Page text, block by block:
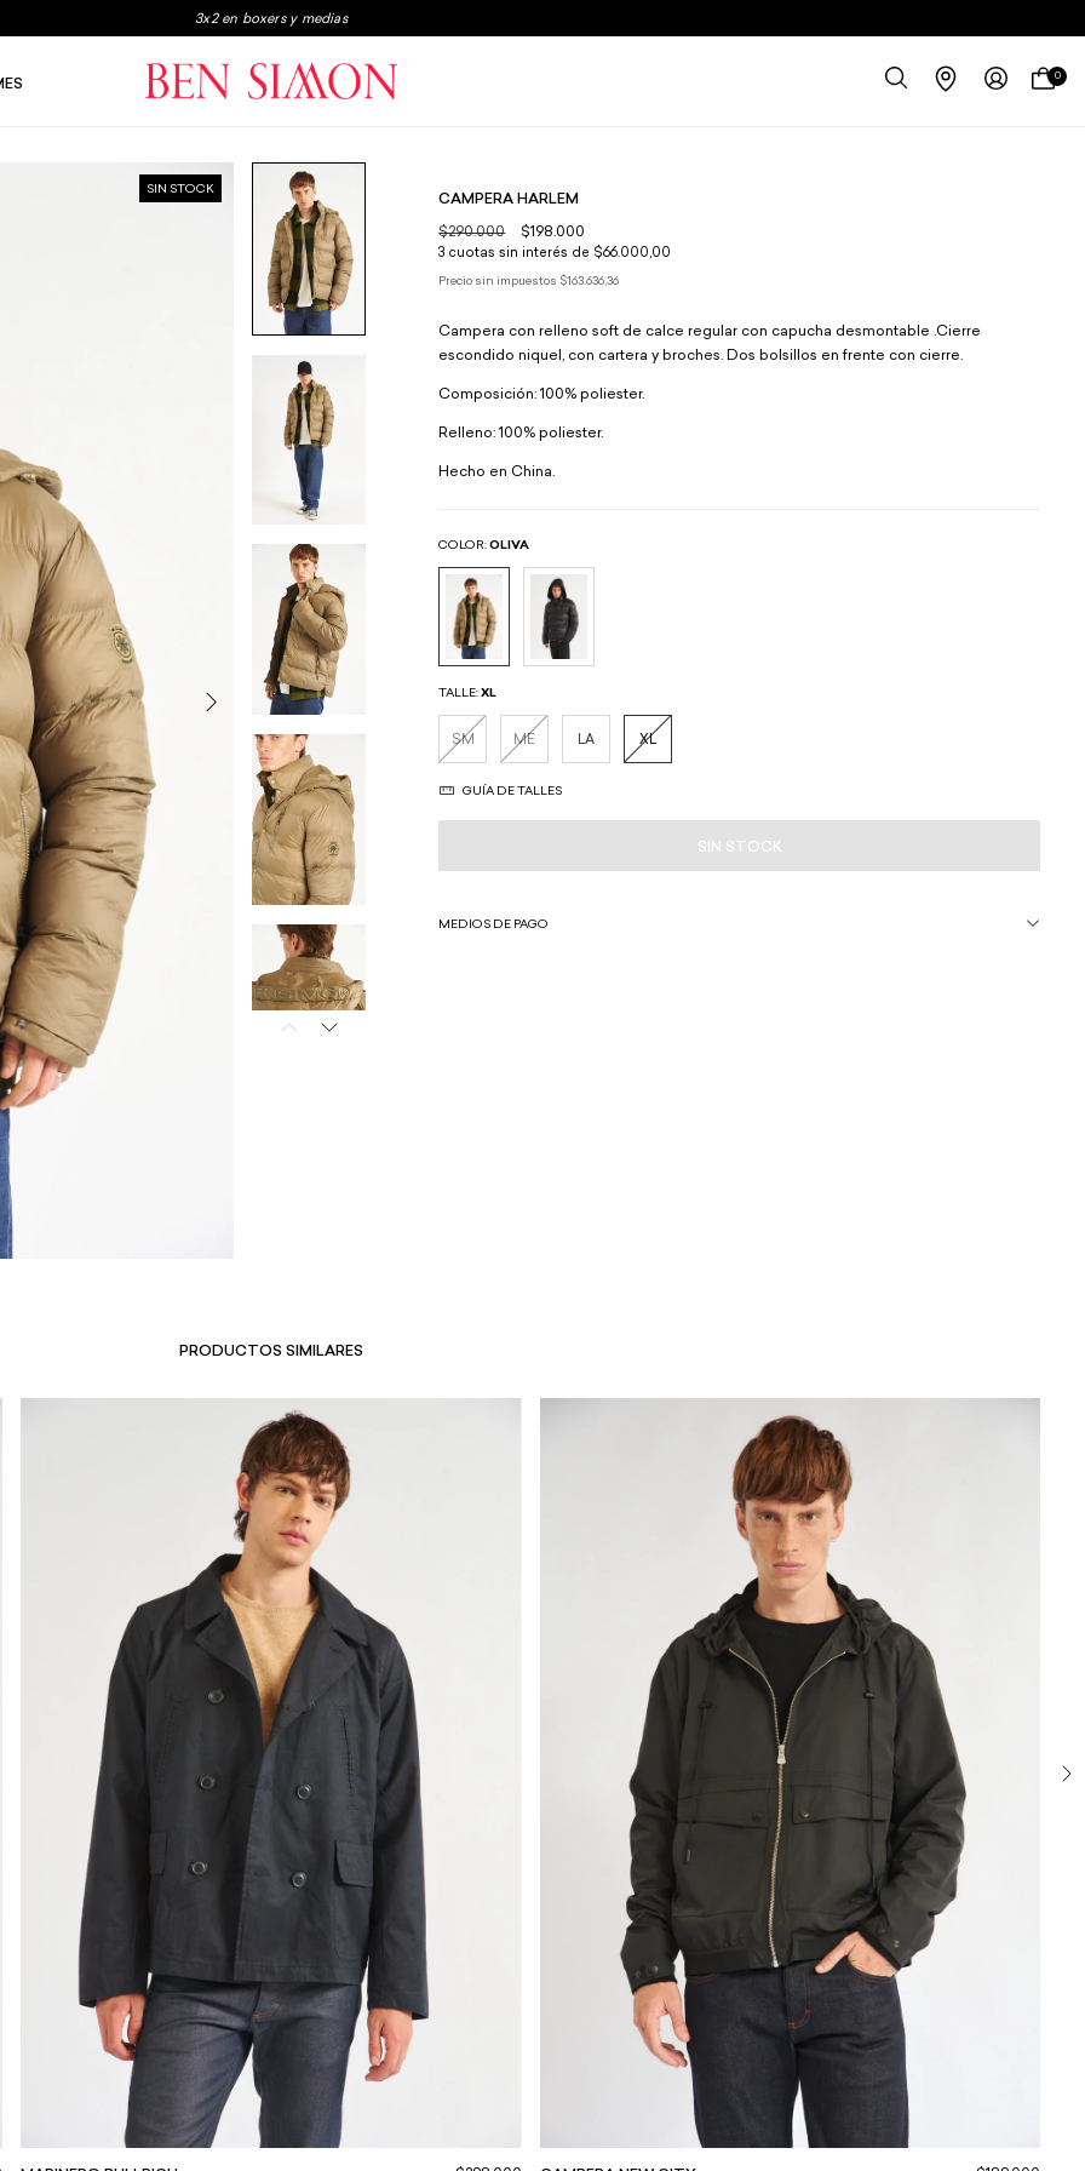
3x2 en boxers y medias
3 y 6 Cuotas sin interés
0
SIN STOCK
CAMPERA HARLEM
$290.000 $198.000
3 cuotas sin interés de $66.000,00
Precio sin impuestos $163.636,36
Campera con relleno soft de calce regular con capucha desmontable .Cierre
escondido niquel, con cartera y broches. Dos bolsillos en frente con cierre.
Composición: 100% poliester.
Relleno: 100% poliester.
Hecho en China.
COLOR:OLIVA
TALLE:XL
SM ME LA XL
GUÍA DE TALLES
MEDIOS DE PAGO
PRODUCTOS SIMILARES